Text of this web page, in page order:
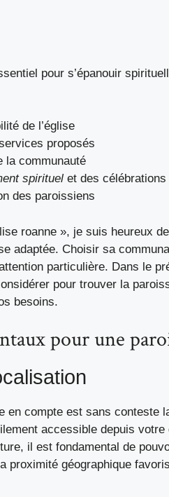
pour s’épanouir
de l’église
proposés
la communauté
spirituel et des célébrations
des paroissiens
roanne », je suis heureux
adaptée. Choisir sa
particulière. Dans le
pour trouver la
besoins.
pour une
en compte est sans conteste
accessible depuis
il est fondamental de
proximité géographique